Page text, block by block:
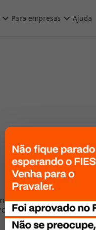
Para empresas Ajuda
Por favor, tente
mais tarde!